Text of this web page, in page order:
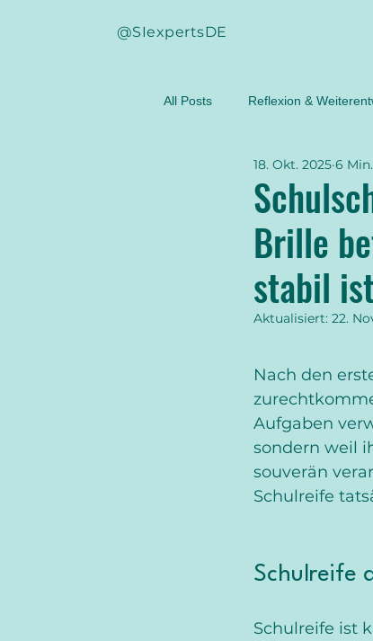
@SIexpertsDE
All Posts Reflexion &
Befunderhebung beste
standardisierte Testverfahren
SPM-2
Brille
stabil
18. Okt. 2025 6
Aktualisiert: 22.
Nach den
Aufgaben
sondern weil
souverän
Schulreife
Schulreife
Schulreife ist